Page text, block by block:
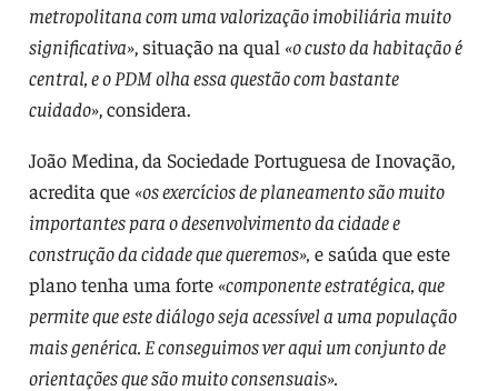
metropolitana com uma valorização imobiliária muito
significativa», situação na qual «o custo da habitação é
central, e o PDM olha essa questão com bastante
cuidado», considera.
João Medina, da Sociedade Portuguesa de Inovação,
acredita que «os exercícios de planeamento são muito
importantes para o desenvolvimento da cidade e
construção da cidade que queremos», e saúda que este
plano tenha uma forte «componente estratégica, que
permite que este diálogo seja acessível a uma população
mais genérica. E conseguimos ver aqui um conjunto de
orientações que são muito consensuais».